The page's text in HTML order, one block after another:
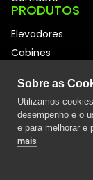
PRODUTOS
Elevadores
Cabines
Acessibilidade
Sobre as
Utilizamos
desempenho e o
e para melhorar e
mais